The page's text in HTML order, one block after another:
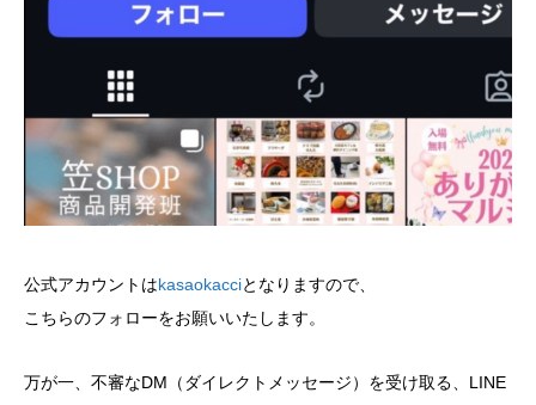
公式アカウントはkasaokacciとなりますので、
こちらのフォローをお願いいたします。
万が一、不審なDM（ダイレクトメッセージ）を受け取る、LINE